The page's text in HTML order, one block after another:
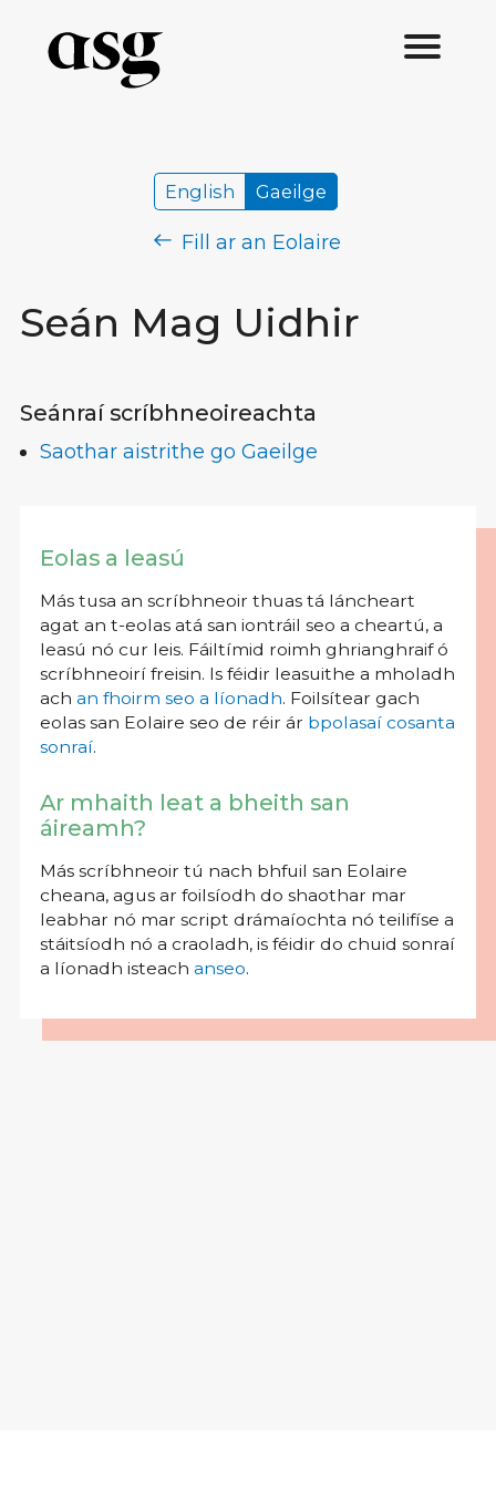
Seán Mag Uidhir
English Gaeilge
Fill ar an Eolaire
Seánraí scríbhneoireachta
Saothar aistrithe go Gaeilge
Eolas a leasú
Más tusa an scríbhneoir thuas tá láncheart
agat an t-eolas atá san iontráil seo a cheartú, a
leasú nó cur leis. Fáiltímid roimh ghrianghraif ó
scríbhneoirí freisin. Is féidir leasuithe a mholadh
ach an fhoirm seo a líonadh. Foilsítear gach
eolas san Eolaire seo de réir ár bpolasaí cosanta
sonraí.
Ar mhaith leat a bheith san
áireamh?
Más scríbhneoir tú nach bhfuil san Eolaire
cheana, agus ar foilsíodh do shaothar mar
leabhar nó mar script drámaíochta nó teilifíse a
stáitsíodh nó a craoladh, is féidir do chuid sonraí
a líonadh isteach anseo.